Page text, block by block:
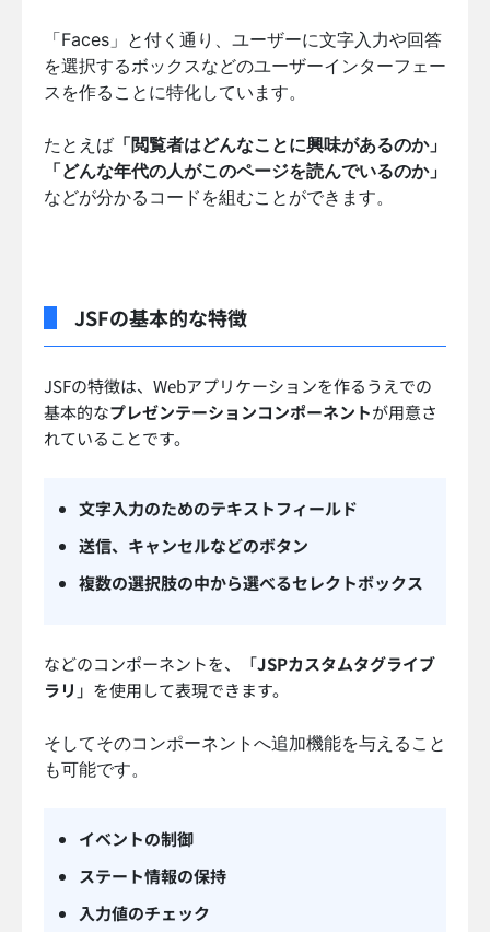
「Faces」と付く通り、ユーザーに文字入力や回答
を選択するボックスなどのユーザーインターフェー
スを作ることに特化しています。
たとえば 「閲覧者はどんなことに興味があるのか」
「どんな年代の人がこのページを読んでいるのか」
などが分かるコードを組むことができます。
JSFの基本的な特徴
JSFの特徴は、Webアプリケーションを作るうえでの
基本的なプレゼンテーションコンポーネントが用意さ
れていることです。
文字入力のためのテキストフィールド
送信、キャンセルなどのボタン
複数の選択肢の中から選べるセレクトボックス
などのコンポーネントを、「JSPカスタムタグライブ
ラリ 」を使用して表現できます。
そしてそのコンポーネントへ追加機能を与えること
も可能です。
イベントの制御
ステート情報の保持
入力値のチェック